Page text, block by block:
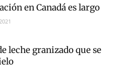
en Canadá es largo
leche granizado que se